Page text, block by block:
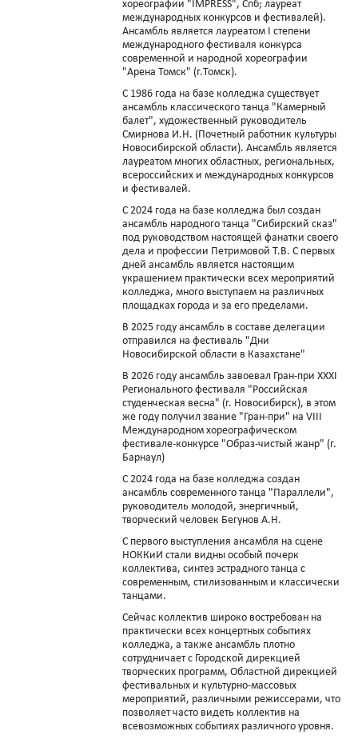
хореографии "IMPRESS", Спб; лауреат
международных конкурсов и фестивалей).
Ансамбль является лауреатом I степени
международного фестиваля конкурса
современной и народной хореографии
"Арена Томск" (г.Томск).
С 1986 года на базе колледжа существует
ансамбль классического танца "Камерный
балет", художественный руководитель
Смирнова И.Н. (Почетный работник культуры
Новосибирской области). Ансамбль является
лауреатом многих областных, региональных,
всероссийских и международных конкурсов
и фестивалей.
С 2024 года на базе колледжа был создан
ансамбль народного танца "Сибирский сказ"
под руководством настоящей фанатки своего
дела и профессии Петримовой Т.В. С первых
дней ансамбль является настоящим
украшением практически всех мероприятий
колледжа, много выступаем на различных
площадках города и за его пределами.
В 2025 году ансамбль в составе делегации
отправился на фестиваль "Дни
Новосибирской области в Казахстане"
В 2026 году ансамбль завоевал Гран-при XXXI
Регионального фестиваля "Российская
студенческая весна" (г. Новосибирск), в этом
же году получил звание "Гран-при" на VIII
Международном хореографическом
фестивале-конкурсе "Образ-чистый жанр" (г.
Барнаул)
С 2024 года на базе колледжа создан
ансамбль современного танца "Параллели",
руководитель молодой, энергичный,
творческий человек Бегунов А.Н.
С первого выступления ансамбля на сцене
НОККиИ стали видны особый почерк
коллектива, синтез эстрадного танца с
современным, стилизованным и классически
танцами.
Сейчас коллектив широко востребован на
практически всех концертных событиях
колледжа, а также ансамбль плотно
сотрудничает с Городской дирекцией
творческих программ, Областной дирекцией
фестивальных и культурно-массовых
мероприятий, различными режиссерами, что
позволяет часто видеть коллектив на
всевозможных событиях различного уровня.